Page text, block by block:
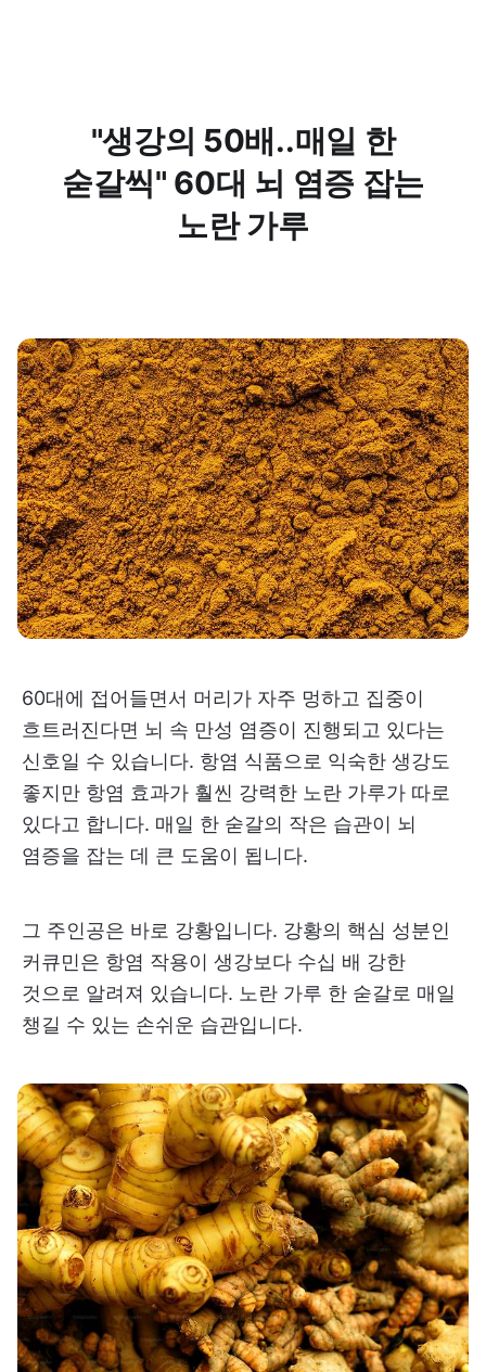
"생강의 50배..매일 한
숟갈씩" 60대 뇌 염증 잡는
노란 가루
60대에 접어들면서 머리가 자주 멍하고 집중이
흐트러진다면 뇌 속 만성 염증이 진행되고 있다는
신호일 수 있습니다. 항염 식품으로 익숙한 생강도
좋지만 항염 효과가 훨씬 강력한 노란 가루가 따로
있다고 합니다. 매일 한 숟갈의 작은 습관이 뇌
염증을 잡는 데 큰 도움이 됩니다.
그 주인공은 바로 강황입니다. 강황의 핵심 성분인
커큐민은 항염 작용이 생강보다 수십 배 강한
것으로 알려져 있습니다. 노란 가루 한 숟갈로 매일
챙길 수 있는 손쉬운 습관입니다.